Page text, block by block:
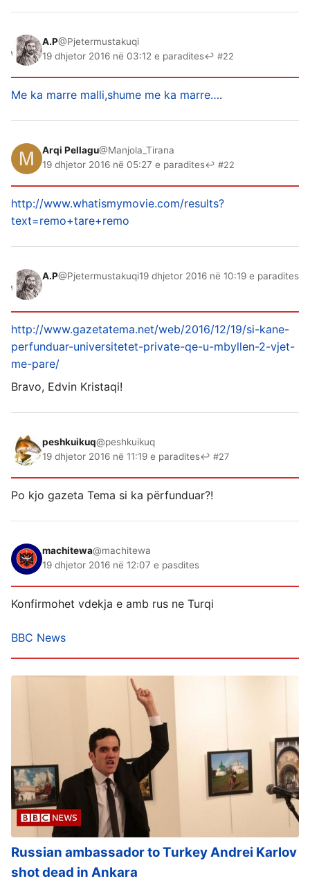
A.P@Pjetermustakuqi
19 dhjetor 2016 në 03:12 e paradites↩ #22
Me ka marre malli,shume me ka marre….
Arqi Pellagu@Manjola_Tirana
19 dhjetor 2016 në 05:27 e paradites↩ #22
http://www.whatismymovie.com/results?
text=remo+tare+remo
A.P@Pjetermustakuqi19 dhjetor 2016 në 10:19 e paradites
http://www.gazetatema.net/web/2016/12/19/si-kane-
perfunduar-universitetet-private-qe-u-mbyllen-2-vjet-
me-pare/
Bravo, Edvin Kristaqi!
peshkuikuq@peshkuikuq
19 dhjetor 2016 në 11:19 e paradites↩ #27
Po kjo gazeta Tema si ka përfunduar?!
machitewa@machitewa
19 dhjetor 2016 në 12:07 e pasdites
Konfirmohet vdekja e amb rus ne Turqi
BBC News
Russian ambassador to Turkey Andrei Karlov
shot dead in Ankara